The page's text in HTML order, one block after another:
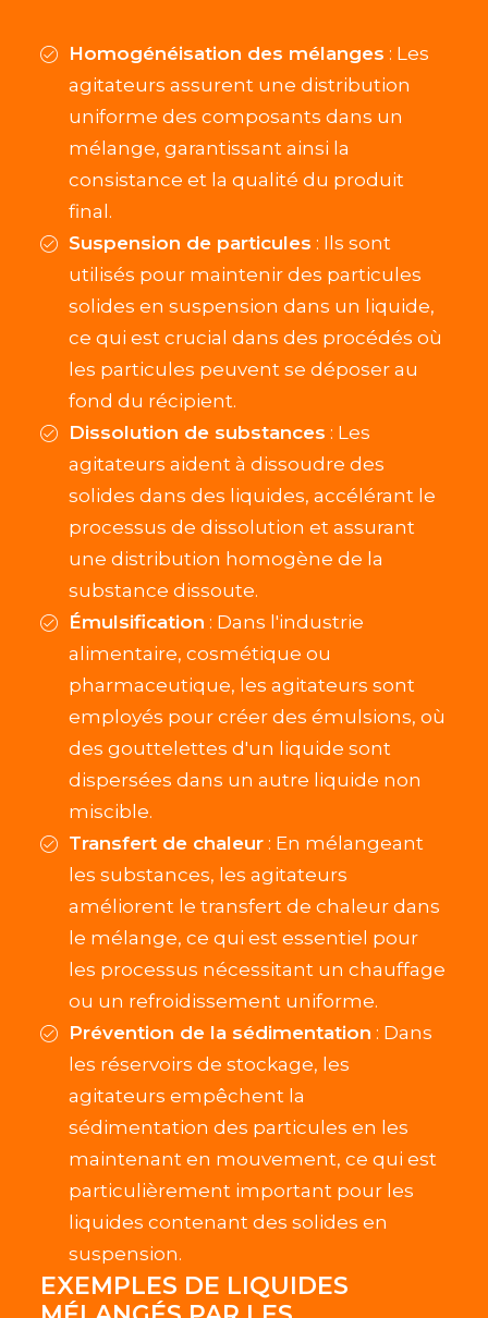
Homogénéisation des mélanges : Les
agitateurs assurent une distribution
uniforme des composants dans un
mélange, garantissant ainsi la
consistance et la qualité du produit
final.
Suspension de particules : Ils sont
utilisés pour maintenir des particules
solides en suspension dans un liquide,
ce qui est crucial dans des procédés où
les particules peuvent se déposer au
fond du récipient.
Dissolution de substances : Les
agitateurs aident à dissoudre des
solides dans des liquides, accélérant le
processus de dissolution et assurant
une distribution homogène de la
substance dissoute.
Émulsification : Dans l'industrie
alimentaire, cosmétique ou
pharmaceutique, les agitateurs sont
employés pour créer des émulsions, où
des gouttelettes d'un liquide sont
dispersées dans un autre liquide non
miscible.
Transfert de chaleur: En mélangeant
les substances, les agitateurs
améliorent le transfert de chaleur dans
le mélange, ce qui est essentiel pour
les processus nécessitant un chauffage
ou un refroidissement uniforme.
Prévention de la sédimentation : Dans
les réservoirs de stockage, les
agitateurs empêchent la
sédimentation des particules en les
maintenant en mouvement, ce qui est
particulièrement important pour les
liquides contenant des solides en
suspension.
EXEMPLES DE LIQUIDES